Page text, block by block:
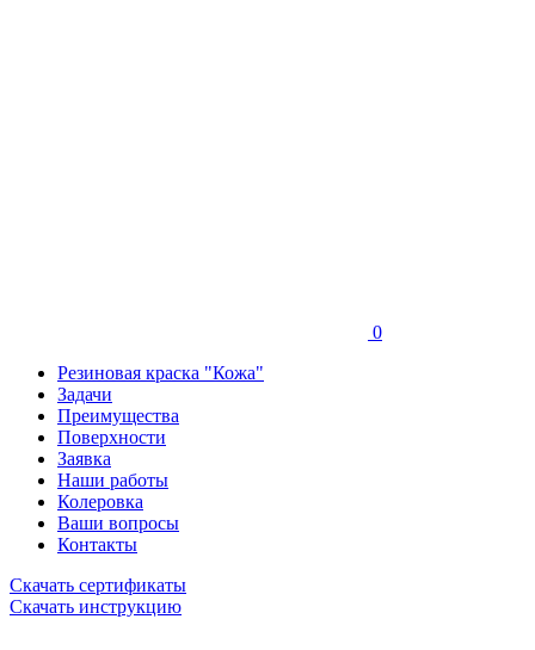
0
Резиновая краска "Кожа"
Задачи
Преимущества
Поверхности
Заявка
Наши работы
Колеровка
Ваши вопросы
Контакты
Скачать сертификаты
Скачать инструкцию